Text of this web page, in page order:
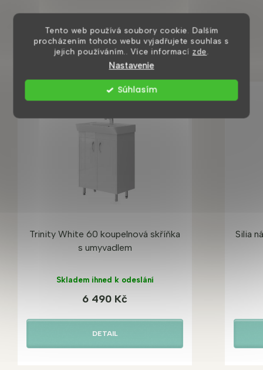
Tento web používá soubory cookie. Dalším
procházením tohoto webu vyjadřujete souhlas s
jejich používáním.. Více informací zde
Nastavenie
Súhlasím
Zákazníci také nakoupili
Trinity White 60 koupelnová skříňka
s umyvadlem
Skladem ihned k odeslání
6 490 Kč
DETAIL
Silia